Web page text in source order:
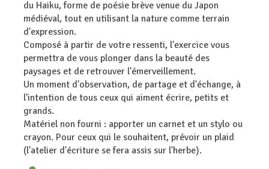
du Haiku, forme de poésie brève venue du Japon
médiéval, tout en utilisant la nature comme terrain
d'expression.
Composé à partir de votre ressenti, l'exercice vous
permettra de vous plonger dans la beauté des
paysages et de retrouver l'émerveillement.
Un moment d'observation, de partage et d'échange, à
l'intention de tous ceux qui aiment écrire, petits et
grands.
Matériel non fourni : apporter un carnet et un stylo ou
crayon. Pour ceux qui le souhaitent, prévoir un plaid
(l'atelier d'écriture se fera assis sur l'herbe).